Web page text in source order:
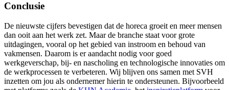
Conclusie
De nieuwste cijfers bevestigen dat de horeca groeit en meer mensen
dan ooit aan het werk zet. Maar de branche staat voor grote
uitdagingen, vooral op het gebied van instroom en behoud van
vakmensen. Daarom is er aandacht nodig voor goed
werkgeverschap, bij- en nascholing en technologische innovaties om
de werkprocessen te verbeteren. Wij blijven ons samen met SVH
inzetten om jou als ondernemer hierin te ondersteunen. Bijvoorbeeld